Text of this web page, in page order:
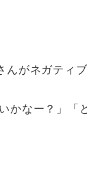
んがネガティ
かなー？」「